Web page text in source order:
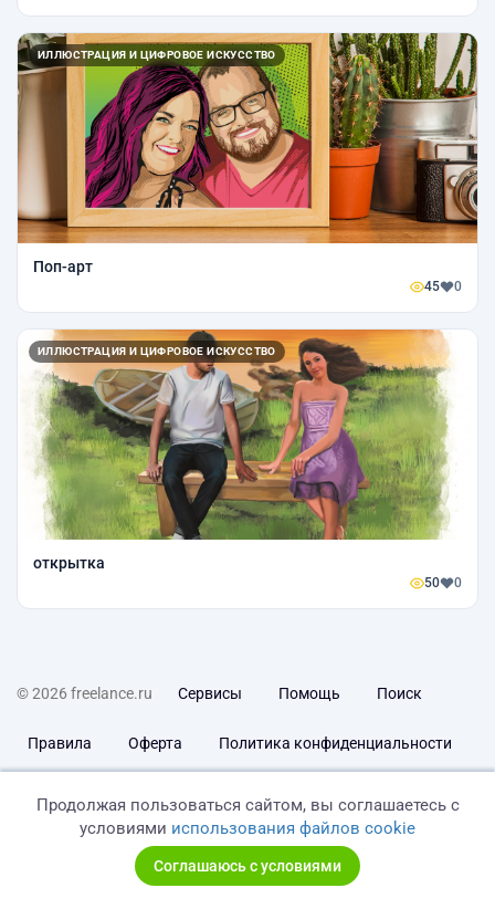
ИЛЛЮСТРАЦИЯ И ЦИФРОВОЕ ИСКУССТВО
Поп-арт
45 0
ИЛЛЮСТРАЦИЯ И ЦИФРОВОЕ ИСКУССТВО
открытка
50 0
© 2026 freelance.ru Сервисы Помощь Поиск
Правила Оферта Политика конфиденциальности
Продолжая пользоваться сайтом, вы соглашаетесь с
условиями использования файлов cookie
Соглашаюсь с условиями